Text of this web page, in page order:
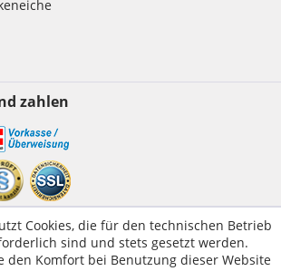
zahlen
1830016
Cookies, die für den technischen Betrieb
sind und stets gesetzt werden.
den Komfort bei Benutzung dieser Website